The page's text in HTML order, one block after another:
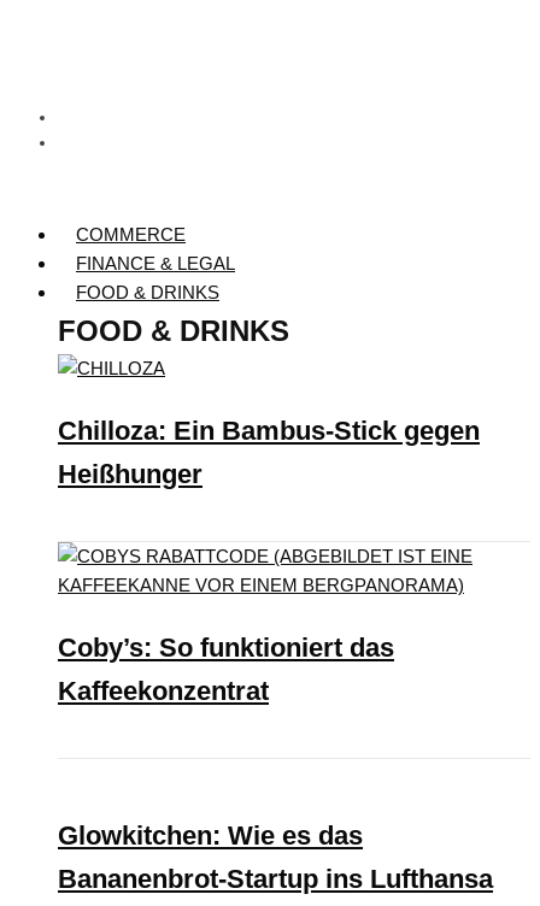
COMMERCE
FINANCE & LEGAL
FOOD & DRINKS
FOOD & DRINKS
Chilloza: Ein Bambus-Stick gegen
Heißhunger
Coby’s: So funktioniert das
Kaffeekonzentrat
Glowkitchen: Wie es das
Bananenbrot-Startup ins Lufthansa